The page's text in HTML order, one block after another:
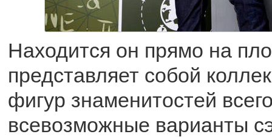
Находится он прямо на
представляет собой
фигур знаменитостей
всевозможные варианты